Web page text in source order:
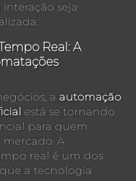
seja
Real: A
a automação
está se tornando
para quem
mercado. A
real é um dos
a tecnologia